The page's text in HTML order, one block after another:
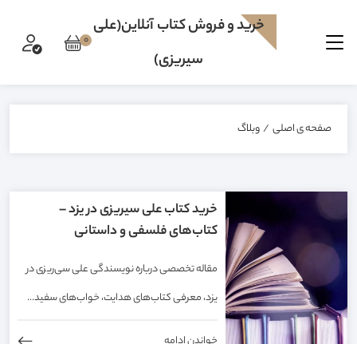
0
خرید و فروش کتاب آنلاین(علی
سیریزی)
صفحه ی اصلی / وبلاگ
خرید کتاب علی سیریزی در یزد –
کتاب‌های فلسفی و داستانی
مقاله تخصصی درباره نویسندگی علی سی‌ریزی در
یزد، معرفی کتاب‌های هدایت، خواب‌های سفید...